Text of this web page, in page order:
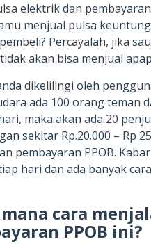
elektrik dan
menjual pulsa
Percayalah, jika
akan bisa menjual
dikelilingi oleh
ada 100 orang teman
maka akan ada 20
sekitar Rp.20.000 – Rp
pembayaran PPOB.
hari dan ada banyak
cara
PPOB ini?